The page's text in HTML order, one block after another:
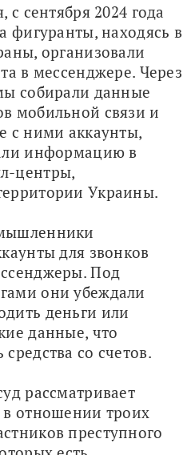
с сентября 2024 года
фигуранты, находясь в
организовали
в мессенджере. Через
собирали данные
мобильной связи и
с ними аккаунты,
информацию в
центры,
Украины.
для звонков
Под
они убеждали
деньги или
данные, что
со счетов.
рассматривает
отношении троих
преступного